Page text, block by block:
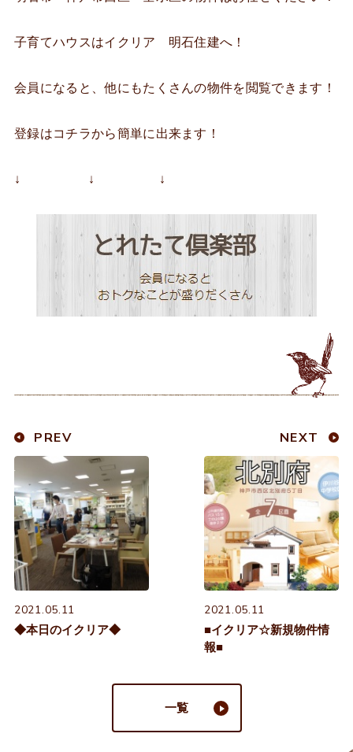
子育てハウスはイクリア 明石住建へ！
会員になると、他にもたくさんの物件を閲覧できます！
登録はコチラから簡単に出来ます！
↓ ↓ ↓
PREV
2021.05.11
◆本日のイクリア◆
NEXT
2021.05.11
■イクリア☆新規物件情
報■
一覧